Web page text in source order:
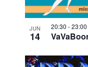
JUN
14
20:30 -23:00